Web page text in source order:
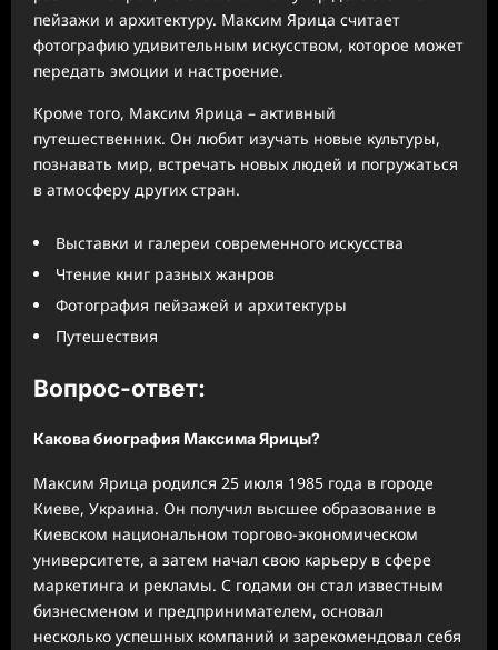
пейзажи и архитектуру. Максим Ярица считает
фотографию удивительным искусством, которое может
передать эмоции и настроение.
Кроме того, Максим Ярица – активный
путешественник. Он любит изучать новые культуры,
познавать мир, встречать новых людей и погружаться
в атмосферу других стран.
Выставки и галереи современного искусства
Чтение книг разных жанров
Фотография пейзажей и архитектуры
Путешествия
Вопрос-ответ:
Какова биография Максима Ярицы?
Максим Ярица родился 25 июля 1985 года в городе
Киеве, Украина. Он получил высшее образование в
Киевском национальном торгово-экономическом
университете, а затем начал свою карьеру в сфере
маркетинга и рекламы. С годами он стал известным
бизнесменом и предпринимателем, основал
несколько успешных компаний и зарекомендовал себя